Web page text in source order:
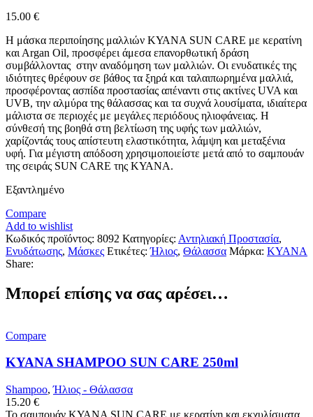
15.00 €
Η μάσκα περιποίησης μαλλιών ΚΥΑΝΑ SUN CARE με κερατίνη
και Αrgan Οil, προσφέρει άμεσα επανορθωτική δράση
συμβάλλοντας στην αναδόμηση των μαλλιών. Οι ενυδατικές της
ιδιότητες θρέφουν σε βάθος τα ξηρά και ταλαιπωρημένα μαλλιά,
προσφέροντας ασπίδα προστασίας απέναντι στις ακτίνες UVA και
UVB, την αλμύρα της θάλασσας και τα συχνά λουσίματα, ιδιαίτερα
μάλιστα σε περιοχές με μεγάλες περιόδους ηλιοφάνειας. Η
σύνθεσή της βοηθά στη βελτίωση της υφής των μαλλιών,
χαρίζοντάς τους απίστευτη ελαστικότητα, λάμψη και μεταξένια
υφή. Για μέγιστη απόδοση χρησιμοποιείστε μετά από το σαμπουάν
της σειράς SUN CARE της ΚΥΑΝΑ.
Εξαντλημένο
Compare
Add to wishlist
Κωδικός προϊόντος: 8092 Κατηγορίες: Αντηλιακή Προστασία,
Ενυδάτωσης, Μάσκες Ετικέτες: Ήλιος, Θάλασσα Μάρκα: KYANA
Share:
Μπορεί επίσης να σας αρέσει…
Compare
KYANA SHAMPOO SUN CARE 250ml
Shampoo,Ήλιος - Θάλασσα
15.20 €